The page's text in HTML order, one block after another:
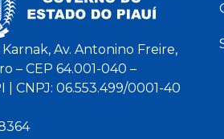
Av. Antonino Freire,
– CEP 64.001-040 –
| CNPJ: 06.553.499/0001-40